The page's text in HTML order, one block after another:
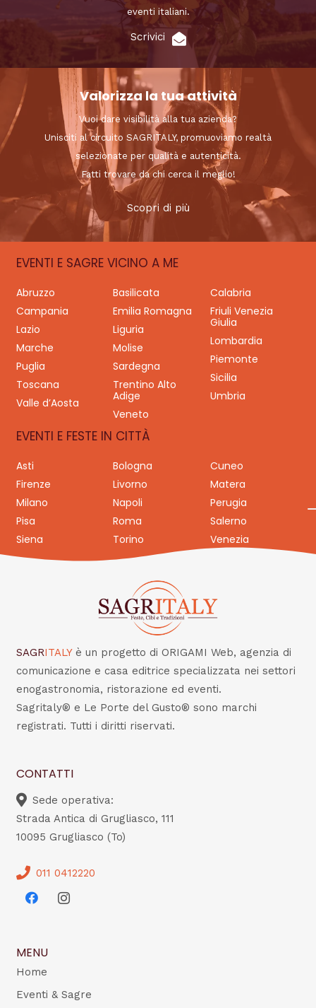
eventi italiani.
Scrivici
Valorizza la tua attività
Vuoi dare visibilità alla tua azienda?
Unisciti al circuito SAGRITALY, promuoviamo realtà
selezionate per qualità e autenticità.
Fatti trovare da chi cerca il meglio!
Scopri di più
EVENTI E SAGRE VICINO A ME
Abruzzo Basilicata
Calabria
Campania
Emilia Romagna
Friuli Venezia
Giulia
Lazio
Liguria
Lombardia
Marche
Molise
Piemonte
Puglia
Sardegna
Sicilia
Toscana
Trentino Alto
Adige
Umbria
Valle d’Aosta
Veneto
EVENTI E FESTE IN CITTÀ
Asti Bologna
Cuneo
Firenze
Livorno
Matera
Milano
Napoli
Perugia
Pisa
Roma
Salerno
Siena
Torino Venezia
SAGRITALY è un progetto di ORIGAMI Web, agenzia di
comunicazione e casa editrice specializzata nei settori
enogastronomia, ristorazione ed eventi.
Sagritaly® e Le Porte del Gusto® sono marchi
registrati. Tutti i diritti riservati.
CONTATTI
Sede operativa:
Strada Antica di Grugliasco, 111
10095 Grugliasco (To)
011 0412220
MENU
Home
Eventi & Sagre